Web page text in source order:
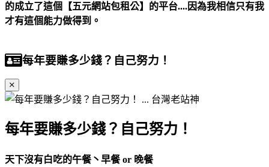
的成立了這個【五元網站包租公】的平台....因為我相信只有我
才有這個能力做得到。
每年要賺多少錢？自己努力！
每年要賺多少錢？自己努力！
天下沒有白吃的午餐丶早餐 or 晚餐